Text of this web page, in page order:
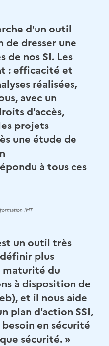
d'un outil
de dresser une
de nos SI. Les
: efficacité et
réalisées,
avec un
d'accès,
projets
une étude de
à tous ces
IMT
un outil très
plus
maturité du
à disposition de
et il nous aide
plan d'action SSI,
besoin en sécurité
sécurité. »